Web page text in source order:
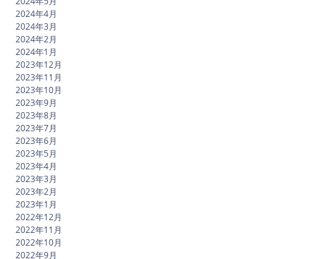
2024年4月
2024年3月
2024年2月
2024年1月
2023年12月
2023年11月
2023年10月
2023年9月
2023年8月
2023年7月
2023年6月
2023年5月
2023年4月
2023年3月
2023年2月
2023年1月
2022年12月
2022年11月
2022年10月
2022年9月